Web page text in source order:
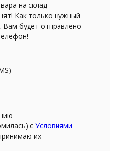
на склад
Как только нужный
Вам будет отправлено
с Условиями
их